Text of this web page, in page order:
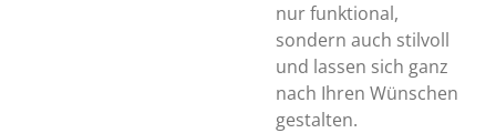
nur funktional,
sondern auch stilvoll
und lassen sich ganz
nach Ihren Wünschen
gestalten.